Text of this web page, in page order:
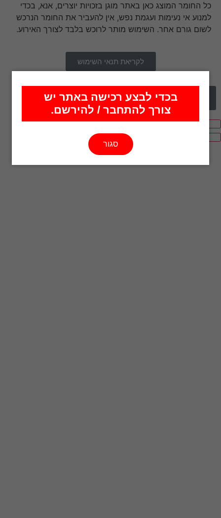
בכדי לבצע רכישה באתר יש
צורך להתחבר / להירשם.
סגור
כל החומר המוצג כאן באתר מוגן בזכויות יוצרים, אנא, בכדי
למנוע אי נעימות ועגמת נפש, אין להעביר את החומר הנרכש
לשום גורם אחר. השימוש מותר לרוכש בלבד לצורך האירוע.
לקריאת תנאי השימוש